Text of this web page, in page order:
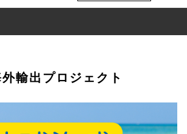
輸出プロジェクト